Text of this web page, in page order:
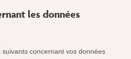
les données
suivants concernant vos données